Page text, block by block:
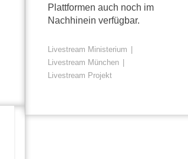
Plattformen auch noch im
Nachhinein verfügbar.
Livestream Ministerium
Livestream München
Livestream Projekt